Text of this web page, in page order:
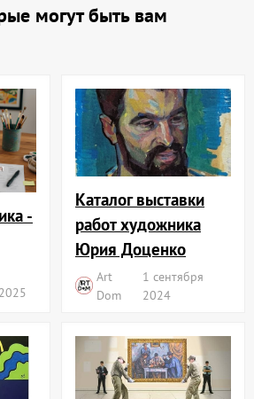
могут быть вам
-
Каталог выставки
работ художника
Юрия Доценко
Art
Dom
1 сентября
2024